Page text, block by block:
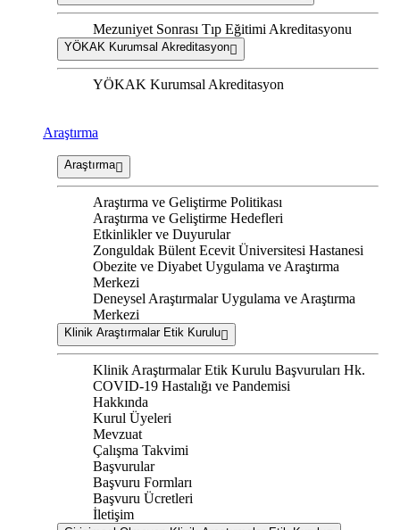
Mezuniyet Sonrası Tıp Eğitimi Akreditasyonu
YÖKAK Kurumsal Akreditasyon
YÖKAK Kurumsal Akreditasyon
Araştırma
Araştırma
Araştırma ve Geliştirme Politikası
Araştırma ve Geliştirme Hedefleri
Etkinlikler ve Duyurular
Zonguldak Bülent Ecevit Üniversitesi Hastanesi
Obezite ve Diyabet Uygulama ve Araştırma
Merkezi
Deneysel Araştırmalar Uygulama ve Araştırma
Merkezi
Klinik Araştırmalar Etik Kurulu
Klinik Araştırmalar Etik Kurulu Başvuruları Hk.
COVID-19 Hastalığı ve Pandemisi
Hakkında
Kurul Üyeleri
Mevzuat
Çalışma Takvimi
Başvurular
Başvuru Formları
Başvuru Ücretleri
İletişim